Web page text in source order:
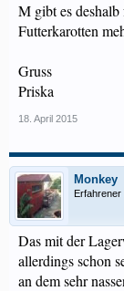
M gibt es
Futterkarotten
Gruss
Priska
18. April 2015
Monkey
Erfahrener
Das mit der
allerdings schon
an dem sehr